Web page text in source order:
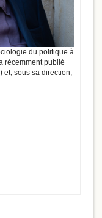
du politique à
récemment publié
et, sous sa direction,